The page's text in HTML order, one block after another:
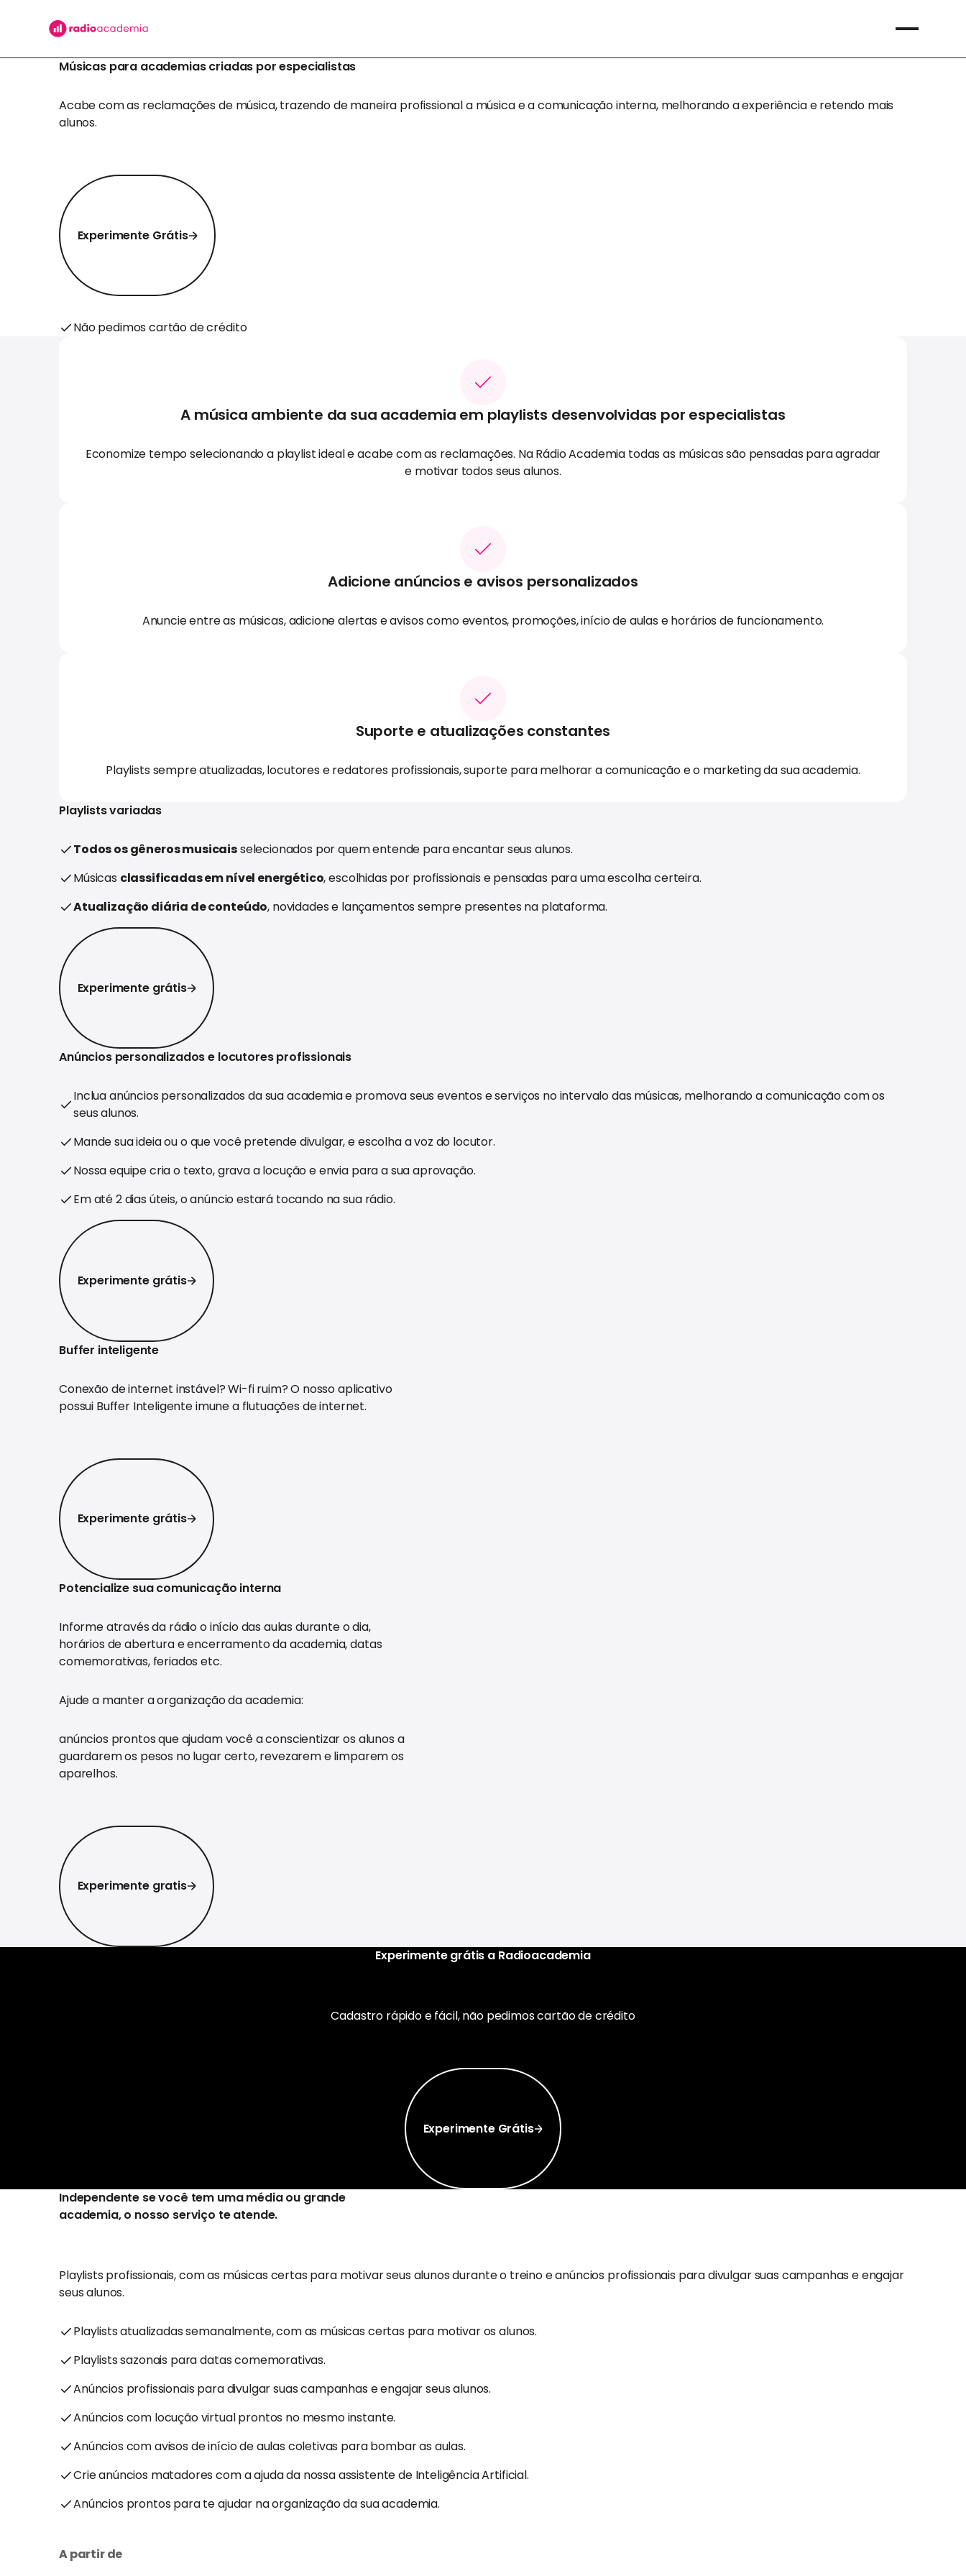
Músicas para academias criadas por especialistas
Acabe com as reclamações de música, trazendo de maneira profissional a música e a comunicação interna, melhorando a experiência e retendo mais
alunos.
Experimente Grátis
Experimente Grátis
Não pedimos cartão de crédito
A música ambiente da sua academia em playlists desenvolvidas por especialistas
Economize tempo selecionando a playlist ideal e acabe com as reclamações. Na Rádio Academia todas as músicas são pensadas para agradar
e motivar todos seus alunos.
Adicione anúncios e avisos personalizados
Anuncie entre as músicas, adicione alertas e avisos como eventos, promoções, início de aulas e horários de funcionamento.
Suporte e atualizações constantes
Playlists sempre atualizadas, locutores e redatores profissionais, suporte para melhorar a comunicação e o marketing da sua academia.
Playlists variadas
Todos os gêneros musicaisselecionados por quem entende para encantar seus alunos.
Músicas classificadas em nível energético, escolhidas por profissionais e pensadas para uma escolha certeira.
Atualização diária de conteúdo, novidades e lançamentos sempre presentes na plataforma.
Experimente grátis
Experimente grátis
Anúncios personalizados e locutores profissionais
Inclua anúncios personalizados da sua academia e promova seus eventos e serviços no intervalo das músicas, melhorando a comunicação com os
seus alunos.
Mande sua ideia ou o que você pretende divulgar, e escolha a voz do locutor.
Nossa equipe cria o texto, grava a locução e envia para a sua aprovação.
Em até 2 dias úteis, o anúncio estará tocando na sua rádio.
Experimente grátis
Experimente grátis
Buffer inteligente
Conexão de internet instável? Wi-fi ruim? O nosso aplicativo
possui Buffer Inteligente imune a flutuações de internet.
Experimente grátis
Experimente grátis
Potencialize sua comunicação interna
Informe através da rádio o início das aulas durante o dia,
horários de abertura e encerramento da academia, datas
comemorativas, feriados etc.
Ajude a manter a organização da academia:
anúncios prontos que ajudam você a conscientizar os alunos a
guardarem os pesos no lugar certo, revezarem e limparem os
aparelhos.
Experimente gratis
Experimente gratis
Experimente grátis a Radioacademia
Cadastro rápido e fácil, não pedimos cartão de crédito
Experimente Grátis
Experimente Grátis
Independente se você tem uma média ou grande
academia, o nosso serviço te atende.
Playlists profissionais, com as músicas certas para motivar seus alunos durante o treino e anúncios profissionais para divulgar suas campanhas e engajar
seus alunos.
Playlists atualizadas semanalmente, com as músicas certas para motivar os alunos.
Playlists sazonais para datas comemorativas.
Anúncios profissionais para divulgar suas campanhas e engajar seus alunos.
Anúncios com locução virtual prontos no mesmo instante.
Anúncios com avisos de início de aulas coletivas para bombar as aulas.
Crie anúncios matadores com a ajuda da nossa assistente de Inteligência Artificial.
Anúncios prontos para te ajudar na organização da sua academia.
A partir de